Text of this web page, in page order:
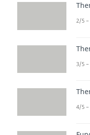
2/5 –
3/5
4/5 –